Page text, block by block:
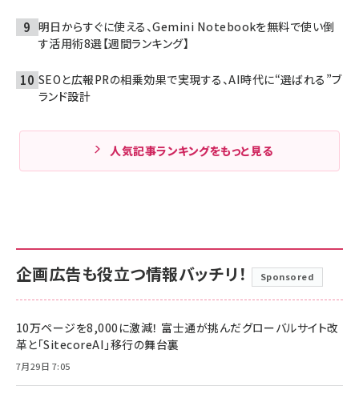
明日からすぐに使える、Gemini Notebookを無料で使い倒
す活用術8選【週間ランキング】
SEOと広報PRの相乗効果で実現する、AI時代に“選ばれる”ブ
ランド設計
人気記事ランキングをもっと見る
企画広告も役立つ情報バッチリ！ Sponsored
10万ページを8,000に激減！ 富士通が挑んだグローバルサイト改
革と「SitecoreAI」移行の舞台裏
7月29日 7:05